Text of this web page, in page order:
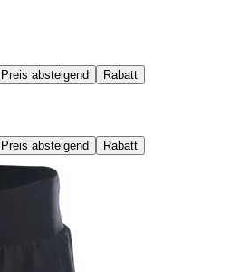
Preis absteigend Rabatt
Preis absteigend Rabatt